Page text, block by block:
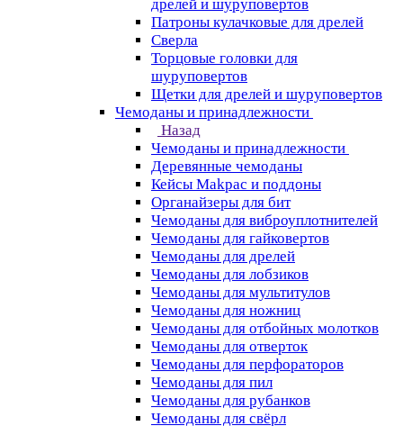
дрелей и шуруповертов
Патроны кулачковые для дрелей
Сверла
Торцовые головки для
шуруповертов
Щетки для дрелей и шуруповертов
Чемоданы и принадлежности
Назад
Чемоданы и принадлежности
Деревянные чемоданы
Кейсы Makpac и поддоны
Органайзеры для бит
Чемоданы для виброуплотнителей
Чемоданы для гайковертов
Чемоданы для дрелей
Чемоданы для лобзиков
Чемоданы для мультитулов
Чемоданы для ножниц
Чемоданы для отбойных молотков
Чемоданы для отверток
Чемоданы для перфораторов
Чемоданы для пил
Чемоданы для рубанков
Чемоданы для свёрл